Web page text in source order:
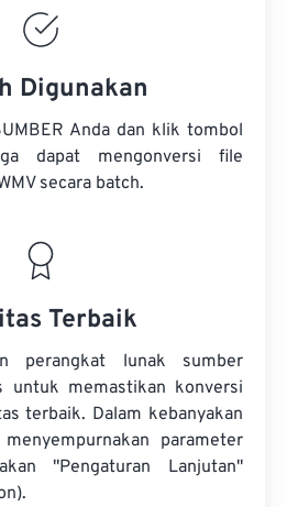
Digunakan
Anda dan klik tombol
dapat mengonversi file
secara batch.
Terbaik
perangkat lunak sumber
untuk memastikan konversi
terbaik. Dalam kebanyakan
parameter
"Pengaturan Lanjutan"